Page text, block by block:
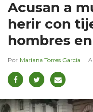
Acusan a
herir con
hombres
Mariana Torres García